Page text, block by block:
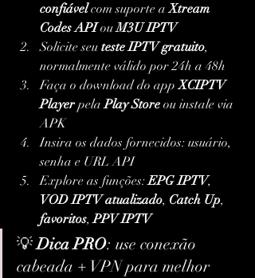
confiável com suporte a Xtream
Codes API ou M3U IPTV
Solicite seu teste IPTV gratuito,
normalmente válido por 24h a 48h
Faça o download do app XCIPTV
Player pela Play Store ou instale via
APK
Insira os dados fornecidos: usuário,
senha e URL API
Explore as funções: EPG IPTV,
VOD IPTV atualizado, Catch Up,
favoritos, PPV IPTV
💡 Dica PRO: use conexão
cabeada + VPN para melhor